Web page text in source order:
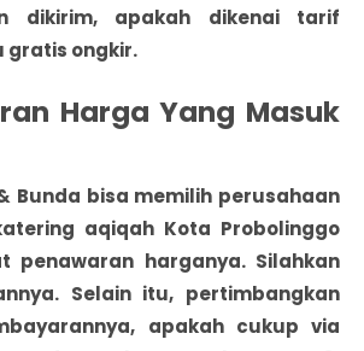
dikirim, apakah dikenai tarif
gratis ongkir.
Harga Yang Masuk
Bunda bisa memilih perusahaan
aqiqah Kota Probolinggo
penawaran harganya. Silahkan
Selain itu, pertimbangkan
apakah cukup via